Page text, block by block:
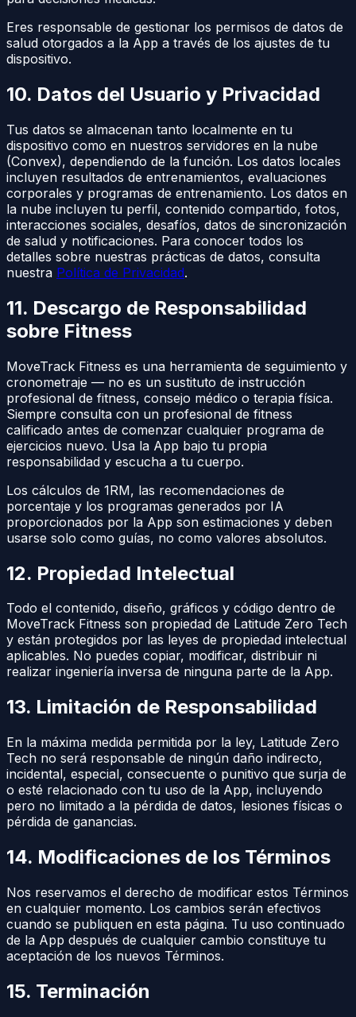
Eres responsable de gestionar los permisos de datos de
salud otorgados a la App a través de los ajustes de tu
dispositivo.
10. Datos del Usuario y Privacidad
Tus datos se almacenan tanto localmente en tu
dispositivo como en nuestros servidores en la nube
(Convex), dependiendo de la función. Los datos locales
incluyen resultados de entrenamientos, evaluaciones
corporales y programas de entrenamiento. Los datos en
la nube incluyen tu perfil, contenido compartido, fotos,
interacciones sociales, desafíos, datos de sincronización
de salud y notificaciones. Para conocer todos los
detalles sobre nuestras prácticas de datos, consulta
nuestra Política de Privacidad.
11. Descargo de Responsabilidad
sobre Fitness
MoveTrack Fitness es una herramienta de seguimiento y
cronometraje — no es un sustituto de instrucción
profesional de fitness, consejo médico o terapia física.
Siempre consulta con un profesional de fitness
calificado antes de comenzar cualquier programa de
ejercicios nuevo. Usa la App bajo tu propia
responsabilidad y escucha a tu cuerpo.
Los cálculos de 1RM, las recomendaciones de
porcentaje y los programas generados por IA
proporcionados por la App son estimaciones y deben
usarse solo como guías, no como valores absolutos.
12. Propiedad Intelectual
Todo el contenido, diseño, gráficos y código dentro de
MoveTrack Fitness son propiedad de Latitude Zero Tech
y están protegidos por las leyes de propiedad intelectual
aplicables. No puedes copiar, modificar, distribuir ni
realizar ingeniería inversa de ninguna parte de la App.
13. Limitación de Responsabilidad
En la máxima medida permitida por la ley, Latitude Zero
Tech no será responsable de ningún daño indirecto,
incidental, especial, consecuente o punitivo que surja de
o esté relacionado con tu uso de la App, incluyendo
pero no limitado a la pérdida de datos, lesiones físicas o
pérdida de ganancias.
14. Modificaciones de los Términos
Nos reservamos el derecho de modificar estos Términos
en cualquier momento. Los cambios serán efectivos
cuando se publiquen en esta página. Tu uso continuado
de la App después de cualquier cambio constituye tu
aceptación de los nuevos Términos.
15. Terminación